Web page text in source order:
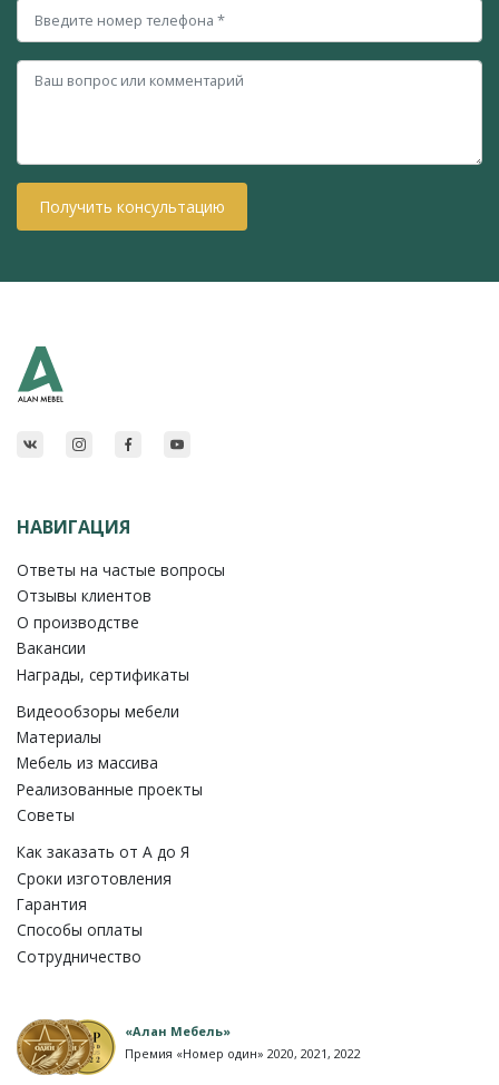
Получить консультацию
НАВИГАЦИЯ
Ответы на частые вопросы
Отзывы клиентов
О производстве
Вакансии
Награды, сертификаты
Видеообзоры мебели
Материалы
Мебель из массива
Реализованные проекты
Советы
Как заказать от A до Я
Сроки изготовления
Гарантия
Способы оплаты
Сотрудничество
«Алан Мебель»
Премия «Номер один» 2020, 2021, 2022